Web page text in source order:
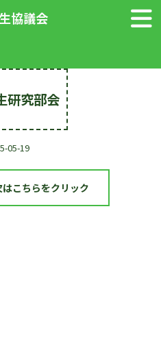
協議会
研究部会
05-19
こちらをクリック